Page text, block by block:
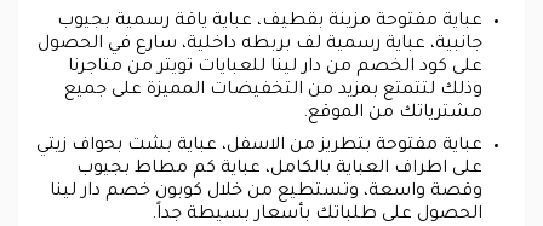
عباية مفتوحة مزينة بقطيف، عباية ياقة رسمية بجيوب
جانبية، عباية رسمية لف بربطه داخلية، سارع في الحصول
على كود الخصم من دار لينا للعبايات تويتر من متاجرنا
وذلك لتتمتع بمزيد من التخفيضات المميزة على جميع
مشترياتك من الموقع.
عباية مفتوحة بتطريز من الاسفل، عباية بشت بحواف زيتي
على اطراف العباية بالكامل، عباية كم مطاط بجيوب
وقصة واسعة، وتستطيع من خلال كوبون خصم دار لينا
الحصول على طلباتك بأسعار بسيطة جداً.